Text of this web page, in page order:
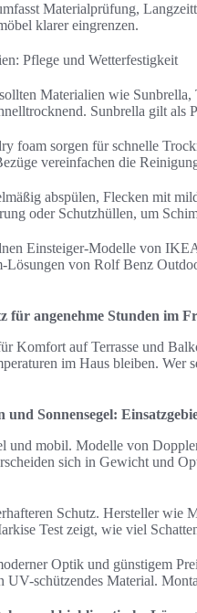
Materialprüfung,
klarer eingrenzen.
Pflege und Wetterfestigkeit
Materialien wie
Sunbrella gilt als
foam sorgen für schnelle
vereinfachen die
abspülen, Flecken mit
oder Schutzhüllen, um
Einsteiger-Modelle von
Lösungen von Rolf Benz
für angenehme Stunden im
Komfort auf Terrasse und
im Haus bleiben. Wer
Sonnensegel:
und mobil. Modelle von
sich in Gewicht und
Schutz. Hersteller
Test zeigt, wie viel
Optik und günstigem
UV-schützendes Material.